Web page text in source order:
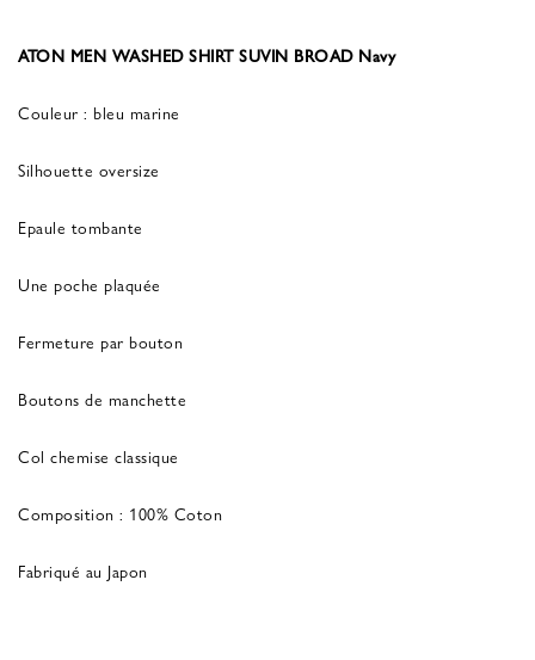
ATON MEN WASHED SHIRT SUVIN BROAD Navy
Couleur : bleu marine
Silhouette oversize
Epaule tombante
Une poche plaquée
Fermeture par bouton
Boutons de manchette
Col chemise classique
Composition : 100% Coton
Fabriqué au Japon